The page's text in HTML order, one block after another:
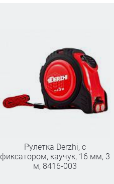
Рулетка Derzhi, с
фиксатором, каучук, 16 мм, 3
м, 8416-003